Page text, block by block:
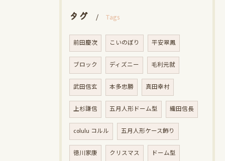
タグ Tags
前田慶次 こいのぼり 平安翠鳳
ブロック ディズニー 毛利元就
武田信玄 本多忠勝 真田幸村
上杉謙信 五月人形ドーム型 織田信長
colulu コルル 五月人形ケース飾り
徳川家康 クリスマス ドーム型